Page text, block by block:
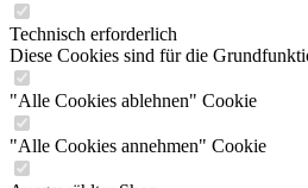
Technisch erforderlich
Diese Cookies sind für die
"Alle Cookies ablehnen" Cookie
"Alle Cookies annehmen" Cookie